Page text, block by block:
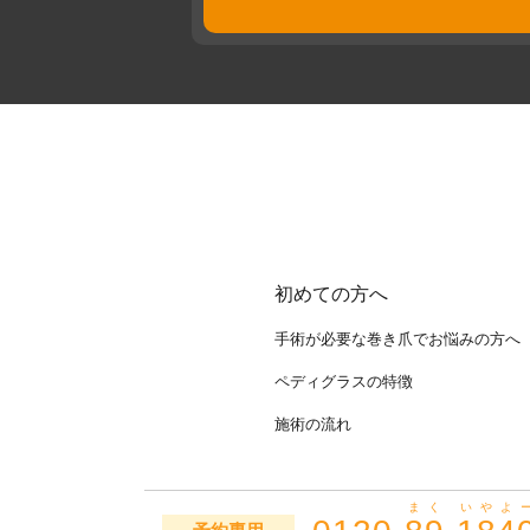
初めての方へ
手術が必要な巻き爪でお悩みの方へ
ペディグラスの特徴
施術の流れ
まく いやよ